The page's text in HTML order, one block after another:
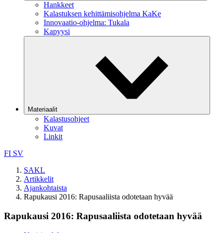
Hankkeet
Kalastuksen kehittämisohjelma KaKe
Innovaatio-ohjelma: Tukala
Kapyysi
Materiaalit
Kalastusohjeet
Kuvat
Linkit
FI SV
SAKL
Artikkelit
Ajankohtaista
Rapukausi 2016: Rapusaaliista odotetaan hyvää
Rapukausi 2016: Rapusaaliista odotetaan hyvää